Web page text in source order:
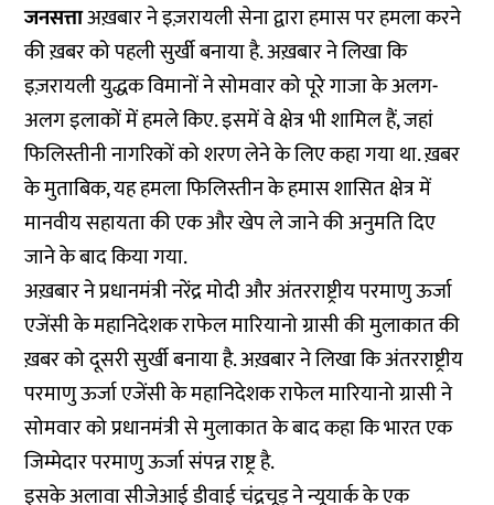
जनसत्ताअख़बार ने इज़रायली सेना द्वारा हमास पर हमला करने
की ख़बर को पहली सुर्खी बनाया है. अख़बार ने लिखा कि
इज़रायली युद्धक विमानों ने सोमवार को पूरे गाजा के अलग-
अलग इलाकों में हमले किए. इसमें वे क्षेत्र भी शामिल हैं, जहां
फिलिस्तीनी नागरिकों को शरण लेने के लिए कहा गया था. ख़बर
के मुताबिक, यह हमला फिलिस्तीन के हमास शासित क्षेत्र में
मानवीय सहायता की एक और खेप ले जाने की अनुमति दिए
जाने के बाद किया गया.
अख़बार ने प्रधानमंत्री नरेंद्र मोदी और अंतरराष्ट्रीय परमाणु ऊर्जा
एजेंसी के महानिदेशक राफेल मारियानो ग्रासी की मुलाकात की
ख़बर को दूसरी सुर्खी बनाया है. अख़बार ने लिखा कि अंतरराष्ट्रीय
परमाणु ऊर्जा एजेंसी के महानिदेशक राफेल मारियानो ग्रासी ने
सोमवार को प्रधानमंत्री से मुलाकात के बाद कहा कि भारत एक
जिम्मेदार परमाणु ऊर्जा संपन्न राष्ट्र है.
इसके अलावा सीजेआई डीवाई चंद्रचूड़ ने न्यूयार्क के एक